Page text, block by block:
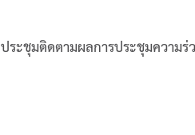
ประชุมติดตามผลการประชุมความ